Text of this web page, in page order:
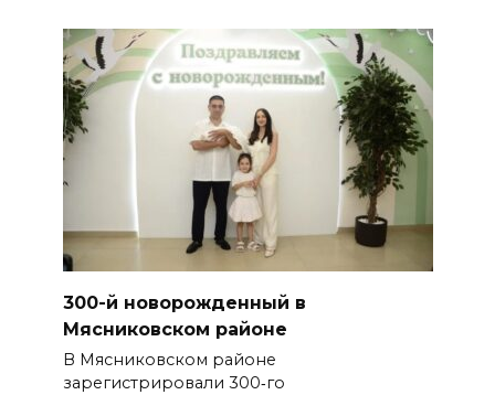
300-й новорожденный в
Мясниковском районе
В Мясниковском районе
зарегистрировали 300‑го